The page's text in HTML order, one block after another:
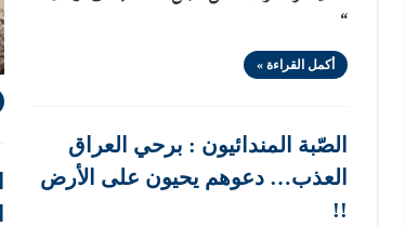
“
أكمل القراءة »
الصّبة المندائيون : برحي العراق
العذب… دعوهم يحيون على الأرض
!!